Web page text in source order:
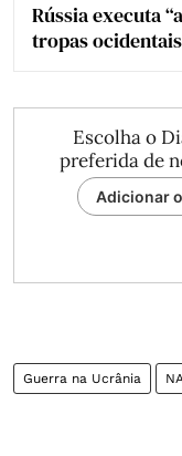
Rússia executa
tropas
Escolha o
preferida de
Adicionar
Guerra na Ucrânia